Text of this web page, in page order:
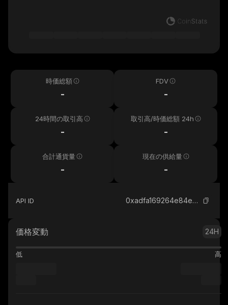
時価総額
-
FDV
-
24時間の取引高
-
取引高/時価総額 24h
-
合計通貨量
-
現在の供給量
-
API ID 0xadfa169264e84eebb3150543941779b956230ba5_base
価格変動 24H
低 高